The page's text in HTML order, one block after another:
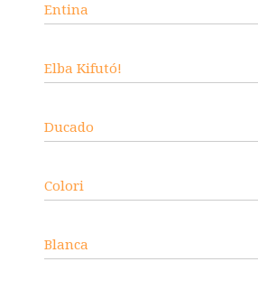
Entina
Elba Kifutó!
Ducado
Colori
Blanca